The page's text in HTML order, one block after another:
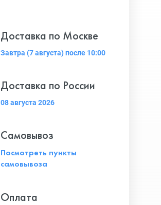
Доставка по Москве
Завтра (7 августа) после 10:00
Доставка по России
08 августа 2026
Самовывоз
Посмотреть пункты
самовывоза
Оплата